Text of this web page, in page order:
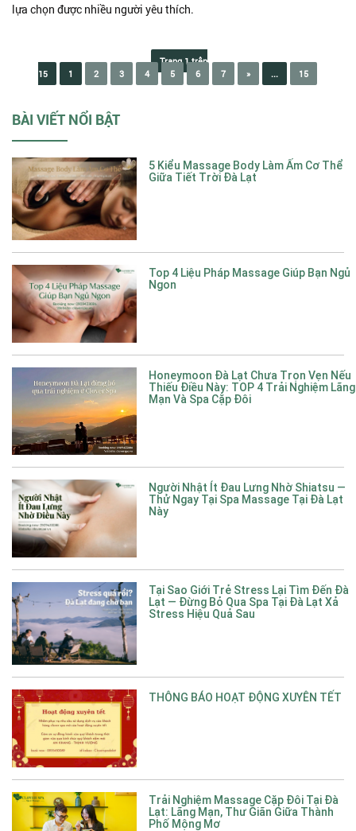
lựa chọn được nhiều người yêu thích.
Trang1trên
15 1 2 3 4 5 6 7 » ... 15
BÀI VIẾT NỔI BẬT
5 Kiểu Massage Body Làm Ấm Cơ Thể
Giữa Tiết Trời Đà Lạt
Top 4 Liệu Pháp Massage Giúp Bạn Ngủ
Ngon
Honeymoon Đà Lạt Chưa Trọn Vẹn Nếu
Thiếu Điều Này: TOP 4 Trải Nghiệm Lãng
Mạn Và Spa Cặp Đôi
Người Nhật Ít Đau Lưng Nhờ Shiatsu —
Thử Ngay Tại Spa Massage Tại Đà Lạt
Này
Tại Sao Giới Trẻ Stress Lại Tìm Đến Đà
Lạt — Đừng Bỏ Qua Spa Tại Đà Lạt Xả
Stress Hiệu Quả Sau
THÔNG BÁO HOẠT ĐỘNG XUYÊN TẾT
Trải Nghiệm Massage Cặp Đôi Tại Đà
Lạt: Lãng Mạn, Thư Giãn Giữa Thành
Phố Mộng Mơ